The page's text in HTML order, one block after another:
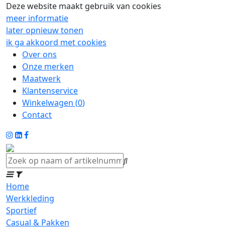
Deze website maakt gebruik van cookies
meer informatie
later opnieuw tonen
ik ga akkoord met cookies
Over ons
Onze merken
Maatwerk
Klantenservice
Winkelwagen (0)
Contact
Home
Werkkleding
Sportief
Casual & Pakken